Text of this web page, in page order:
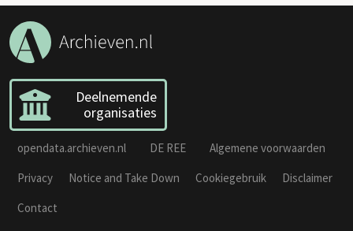
Deelnemende
organisaties
opendata.archieven.nl DE REE
Algemene voorwaarden
Privacy
Notice and Take Down Cookiegebruik
Disclaimer
Contact